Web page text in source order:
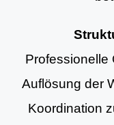
Professionelle
Auflösung der
Koordination